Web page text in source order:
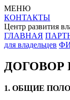
МЕНЮ
КОНТАКТЫ
Центр развития
ГЛАВНАЯ
для владельцев
1. ОБЩИЕ